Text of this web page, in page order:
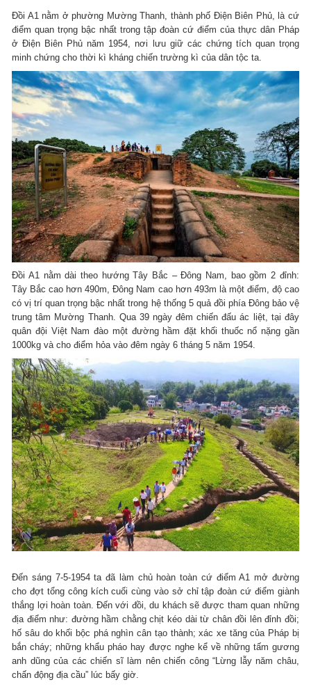
Đồi A1 nằm ở phường Mường Thanh, thành phố Điện Biên Phủ, là cứ
điểm quan trọng bậc nhất trong tập đoàn cứ điểm của thực dân Pháp
ở Điện Biên Phủ năm 1954, nơi lưu giữ các chứng tích quan trọng
minh chứng cho thời kì kháng chiến trường kì của dân tộc ta.
Đồi A1 nằm dài theo hướng Tây Bắc – Đông Nam, bao gồm 2 đỉnh:
Tây Bắc cao hơn 490m, Đông Nam cao hơn 493m là một điểm, độ cao
có vị trí quan trọng bậc nhất trong hệ thống 5 quả đồi phía Đông bảo vệ
trung tâm Mường Thanh. Qua 39 ngày đêm chiến đấu ác liệt, tại đây
quân đội Việt Nam đào một đường hầm đặt khối thuốc nổ nặng gần
1000kg và cho điểm hỏa vào đêm ngày 6 tháng 5 năm 1954.
Đến sáng 7-5-1954 ta đã làm chủ hoàn toàn cứ điểm A1 mở đường
cho đợt tổng công kích cuối cùng vào sở chỉ tập đoàn cứ điểm giành
thắng lợi hoàn toàn. Đến với đồi, du khách sẽ được tham quan những
địa điểm như: đường hầm chằng chịt kéo dài từ chân đồi lên đỉnh đồi;
hố sâu do khối bộc phá nghìn cân tạo thành; xác xe tăng của Pháp bị
bắn cháy; những khẩu pháo hay được nghe kể về những tấm gương
anh dũng của các chiến sĩ làm nên chiến công “Lừng lẫy năm châu,
chấn động địa cầu” lúc bấy giờ.